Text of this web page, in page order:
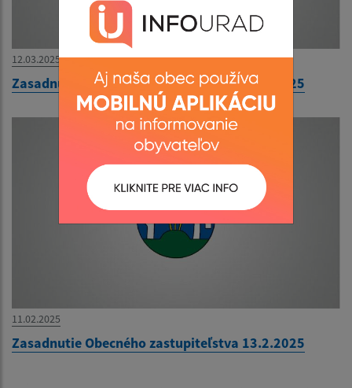
12.03.2025
Zasadnutie Obecného zastupiteľstva 18.3.2025
11.02.2025
Zasadnutie Obecného zastupiteľstva 13.2.2025